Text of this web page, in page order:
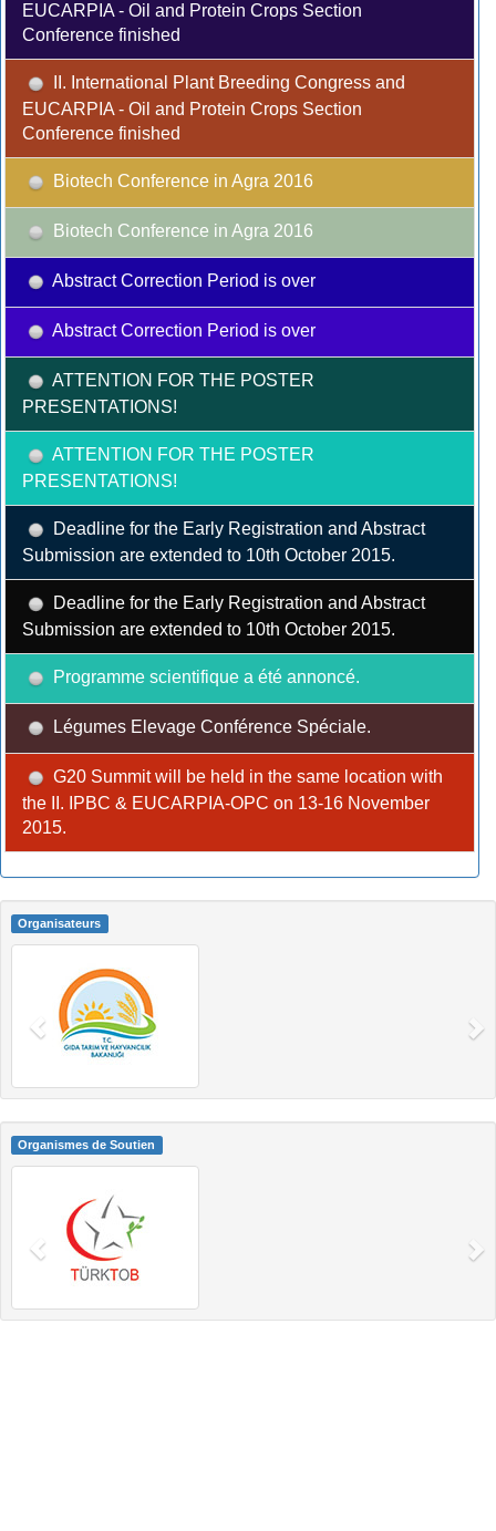
EUCARPIA - Oil and Protein Crops Section
Conference finished
II. International Plant Breeding Congress and
EUCARPIA - Oil and Protein Crops Section
Conference finished
Biotech Conference in Agra 2016
Biotech Conference in Agra 2016
Abstract Correction Period is over
Abstract Correction Period is over
ATTENTION FOR THE POSTER
PRESENTATIONS!
ATTENTION FOR THE POSTER
PRESENTATIONS!
Deadline for the Early Registration and Abstract
Submission are extended to 10th October 2015.
Deadline for the Early Registration and Abstract
Submission are extended to 10th October 2015.
Programme scientifique a été annoncé.
Légumes Elevage Conférence Spéciale.
G20 Summit will be held in the same location with
the II. IPBC & EUCARPIA-OPC on 13-16 November
2015.
Organisateurs
Organismes de Soutien